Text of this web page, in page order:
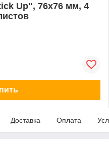
Up", 76х76 мм, 4
Доставка Оплата